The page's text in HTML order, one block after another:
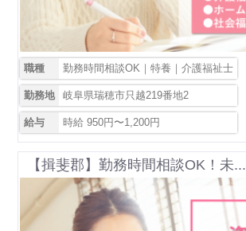
職種 勤務時間相談OK｜特養｜介護福祉士
勤務地 岐阜県瑞穂市只越219番地2
給与 時給 950円〜1,200円
【揖斐郡】勤務時間相談OK！未...